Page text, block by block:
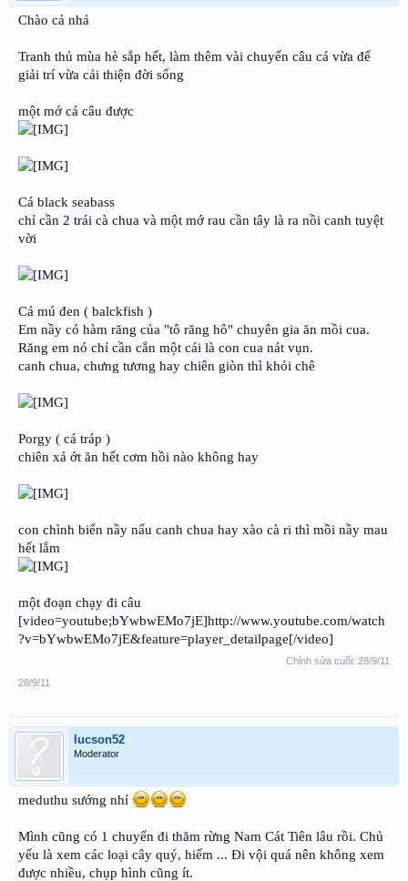
Chào cả nhả
Tranh thủ mùa hè sắp hết, làm thêm vài chuyến câu cá vừa để
giải trí vừa cải thiện đời sống
một mớ cá câu được
Cá black seabass
chỉ cần 2 trái cà chua và một mớ rau cần tây là ra nồi canh tuyệt
vời
Cá mú đen ( balckfish )
Em nầy có hàm răng của "tô răng hô" chuyên gia ăn mồi cua.
Răng em nó chỉ cần cắn một cái là con cua nát vụn.
canh chua, chưng tương hay chiên giòn thì khỏi chê
Porgy ( cá tráp )
chiên xả ớt ăn hết cơm hồi nào không hay
con chình biển nầy nấu canh chua hay xào cà ri thì mồi nầy mau
hết lắm
một đoạn chạy đi câu
[video=youtube;bYwbwEMo7jE]http://www.youtube.com/watch
?v=bYwbwEMo7jE&feature=player_detailpage[/video]
Chỉnh sửa cuối: 28/9/11
28/9/11
lucson52
Moderator
meduthu sướng nhỉ
Mình cũng có 1 chuyến đi thăm rừng Nam Cát Tiên lâu rồi. Chủ
yếu là xem các loại cây quý, hiếm ... Đi vội quá nên không xem
được nhiều, chụp hình cũng ít.